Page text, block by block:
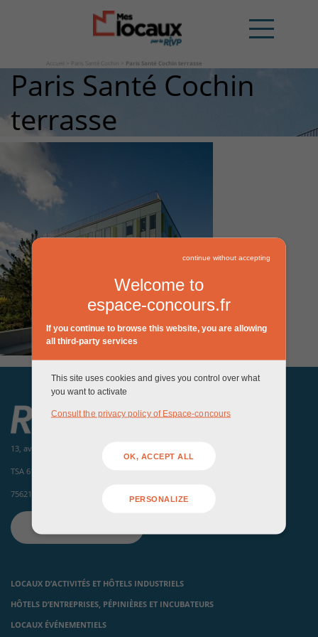
Accueil Paris Santé Cochin Paris Santé Cochin terrasse
Paris Santé Cochin
terrasse
13, avenue de la porte d'Italie
TSA 61371
75621 Paris Cedex 13
LOCAUX D’ACTIVITÉS ET HÔTELS INDUSTRIELS
HÔTELS D’ENTREPRISES, PÉPINIÈRES ET INCUBATEURS
LOCAUX ÉVÉNEMENTIELS
continue without accepting
Welcome to
espace-concours.fr
If you continue to browse this website, you are allowing
all third-party services
This site uses cookies and gives you control over what
you want to activate
Consult the privacy policy of Espace-concours
OK, ACCEPT ALL
PERSONALIZE